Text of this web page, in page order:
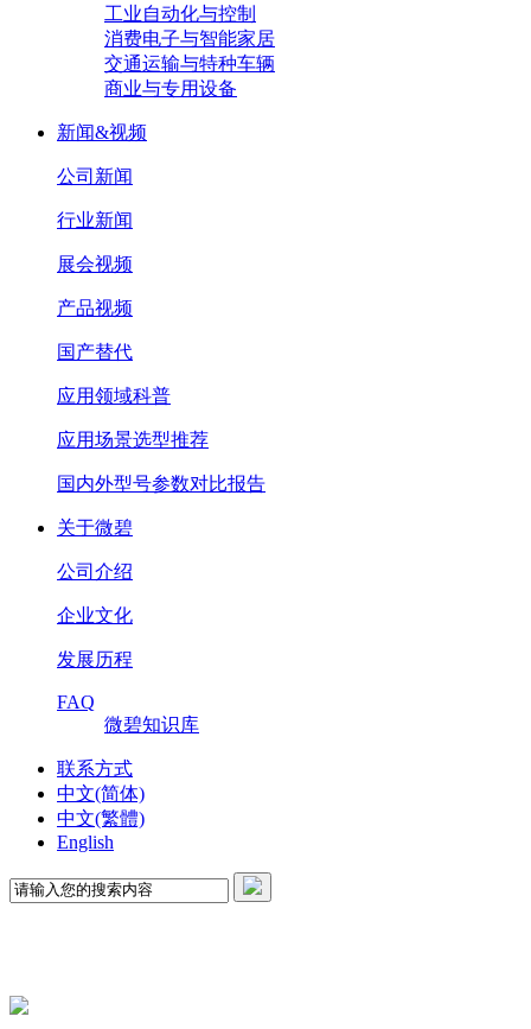
工业自动化与控制
消费电子与智能家居
交通运输与特种车辆
商业与专用设备
新闻&视频
公司新闻
行业新闻
展会视频
产品视频
国产替代
应用领域科普
应用场景选型推荐
国内外型号参数对比报告
关于微碧
公司介绍
企业文化
发展历程
FAQ
微碧知识库
联系方式
中文(简体)
中文(繁體)
English